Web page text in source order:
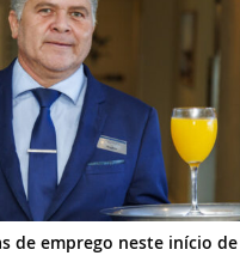
de emprego neste início